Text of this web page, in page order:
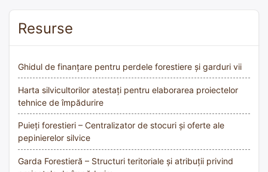
Resurse
Ghidul de finanțare pentru perdele forestiere și garduri vii
Harta silvicultorilor atestați pentru elaborarea proiectelor
tehnice de împădurire
Puieți forestieri – Centralizator de stocuri și oferte ale
pepinierelor silvice
Garda Forestieră – Structuri teritoriale și atribuții privind